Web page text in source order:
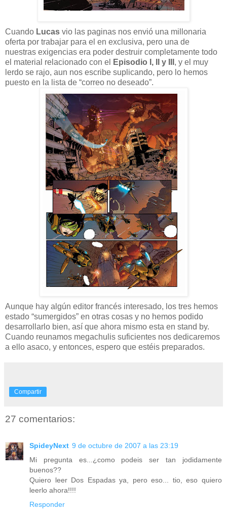
Cuando Lucas vio las paginas nos envió una millonaria
oferta por trabajar para el en exclusiva, pero una de
nuestras exigencias era poder destruir completamente todo
el material relacionado con el
Episodio I, II y III , y el muy
lerdo se rajo, aun nos escribe suplicando, pero lo hemos
puesto en la lista de “correo no deseado”.
Aunque hay algún editor francés interesado, los tres hemos
estado “sumergidos” en otras cosas y no hemos podido
desarrollarlo bien, así que ahora mismo esta en stand by.
Cuando reunamos megachulis suficientes nos dedicaremos
a ello asaco, y entonces, espero que estéis preparados.
Compartir
27 comentarios:
SpideyNext 9 de octubre de 2007 a las 23:19
Mi pregunta es...¿como podeis ser tan jodidamente
buenos??
Quiero leer Dos Espadas ya, pero eso... tio, eso quiero
leerlo ahora!!!!
Responder